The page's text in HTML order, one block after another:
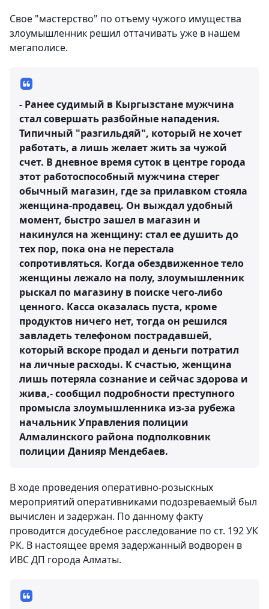
Свое "мастерство" по отъему чужого имущества
злоумышленник решил оттачивать уже в нашем
мегаполисе.
- Ранее судимый в Кыргызстане мужчина
стал совершать разбойные нападения.
Типичный "разгильдяй", который не хочет
работать, а лишь желает жить за чужой
счет. В дневное время суток в центре города
этот работоспособный мужчина стерег
обычный магазин, где за прилавком стояла
женщина-продавец. Он выждал удобный
момент, быстро зашел в магазин и
накинулся на женщину: стал ее душить до
тех пор, пока она не перестала
сопротивляться. Когда обездвиженное тело
женщины лежало на полу, злоумышленник
рыскал по магазину в поиске чего-либо
ценного. Касса оказалась пуста, кроме
продуктов ничего нет, тогда он решился
завладеть телефоном пострадавшей,
который вскоре продал и деньги потратил
на личные расходы. К счастью, женщина
лишь потеряла сознание и сейчас здорова и
жива,- сообщил подробности преступного
промысла злоумышленника из-за рубежа
начальник Управления полиции
Алмалинского района подполковник
полиции Данияр Мендебаев.
В ходе проведения оперативно-розыскных
мероприятий оперативниками подозреваемый был
вычислен и задержан. По данному факту
проводится досудебное расследование по ст. 192 УК
РК. В настоящее время задержанный водворен в
ИВС ДП города Алматы.